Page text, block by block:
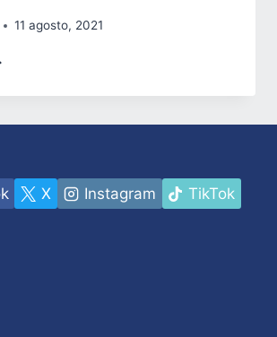
11 agosto, 2021
X Instagram TikTok